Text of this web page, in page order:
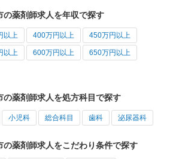
の薬剤師求人を年収で探す
以上 400万円以上 450万円以上
以上 600万円以上 650万円以上
の薬剤師求人を処方科目で探す
小児科 総合科目 歯科 泌尿器科
の薬剤師求人をこだわり条件で探す